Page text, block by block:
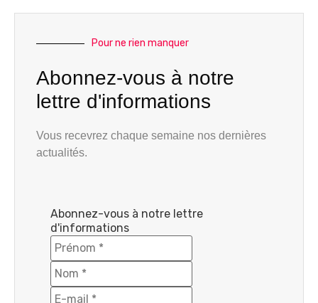
Pour ne rien manquer
Abonnez-vous à notre
lettre d'informations
Vous recevrez chaque semaine nos dernières
actualités.
Abonnez-vous à notre lettre
d'informations